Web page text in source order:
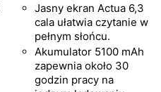
Jasny ekran Actua 6,3
cala ułatwia czytanie w
pełnym słońcu.
Akumulator 5100 mAh
zapewnia około 30
godzin pracy na